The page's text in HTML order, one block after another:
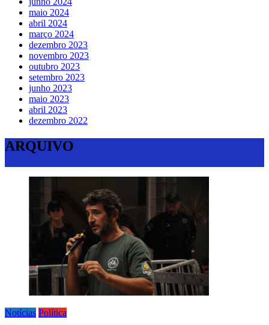
maio 2024
abril 2024
março 2024
dezembro 2023
novembro 2023
outubro 2023
setembro 2023
junho 2023
maio 2023
abril 2023
dezembro 2022
ARQUIVO
Notícias Política